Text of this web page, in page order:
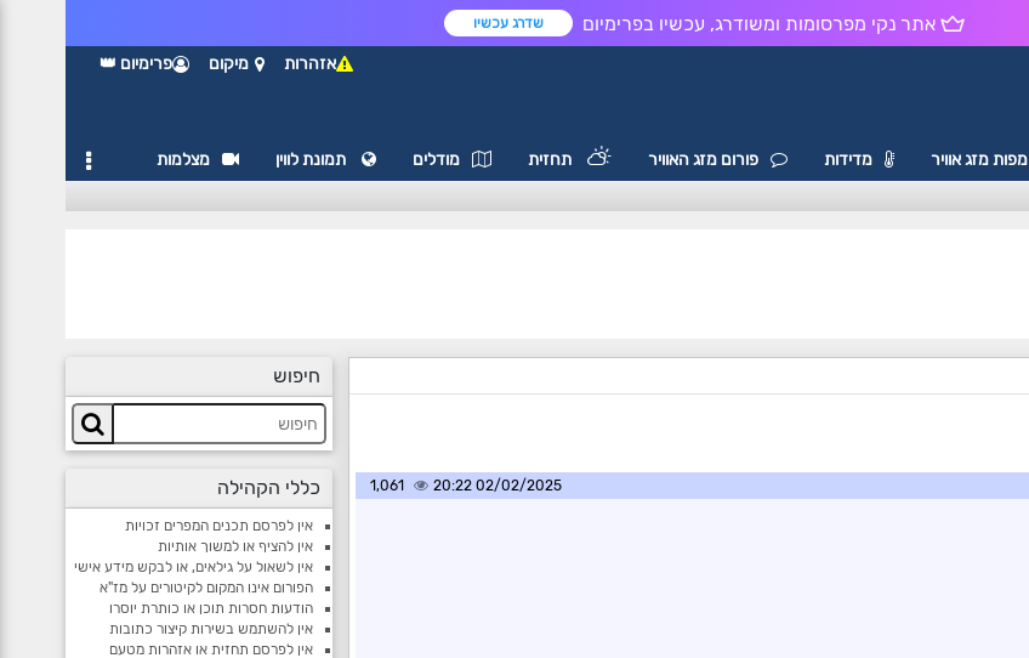
אתר נקי מפרסומות ומשודרג, עכשיו בפרימיום שדרג עכשיו
אזהרות מיקום פרימיום 👑
מפות מזג אוויר מדידות פורום מזג האוויר תחזית מודלים תמונת לווין מצלמות
02/02/2025 20:22
1,061
חיפוש
כללי הקהילה
אין לפרסם תכנים המפרים זכויות
אין להציף או למשוך אותיות
אין לשאול על גילאים, או לבקש מידע אישי
הפורום אינו המקום לקיטורים על מז"א
הודעות חסרות תוכן או כותרת יוסרו
אין להשתמש בשירות קיצור כתובות
אין לפרסם תחזית או אזהרות מטעם